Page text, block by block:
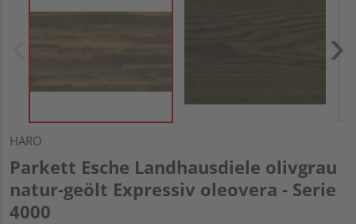
HARO
Parkett Esche Landhausdiele olivgrau
natur-geölt Expressiv oleovera - Serie
4000